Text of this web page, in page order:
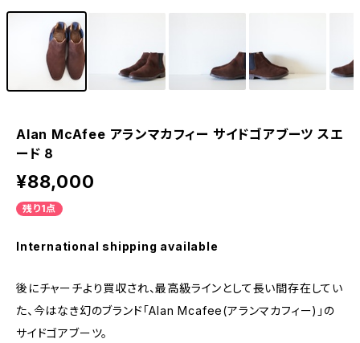
Alan McAfee アランマカフィー サイドゴアブーツ スエ
ード 8
¥88,000
残り1点
International shipping available
後にチャーチより買収され、最高級ラインとして長い間存在してい
た、今はなき幻のブランド「Alan Mcafee(アランマカフィー)」の
サイドゴアブーツ。